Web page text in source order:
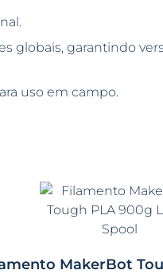
globais, garantindo
uso em campo.
MakerBot